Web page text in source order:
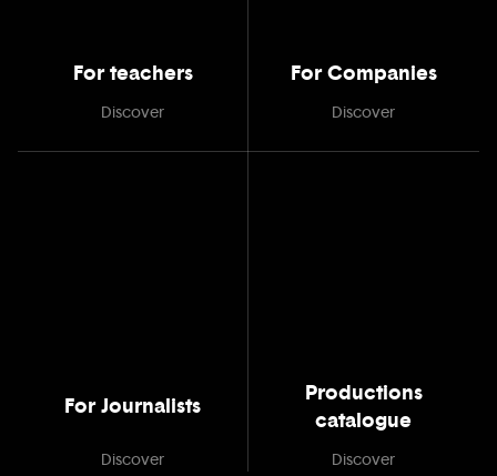
For teachers
Discover
For Companies
Discover
For Journalists
Discover
Productions
catalogue
Discover